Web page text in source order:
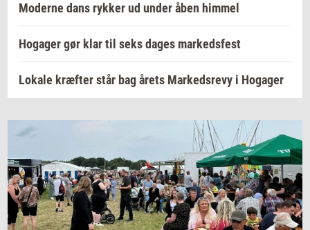
Moderne dans rykker ud under åben himmel
Hogager gør klar til seks dages markedsfest
Lokale kræfter står bag årets Markedsrevy i Hogager